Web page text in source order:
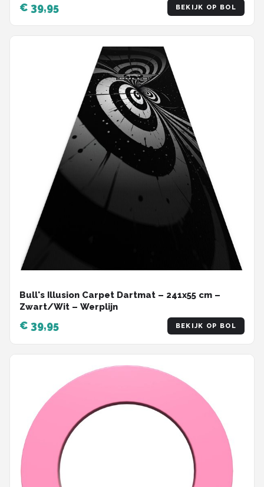
€ 39,95 BEKIJK OP BOL
Bull's Illusion Carpet Dartmat – 241x55 cm –
Zwart/Wit – Werplijn
€ 39,95 BEKIJK OP BOL